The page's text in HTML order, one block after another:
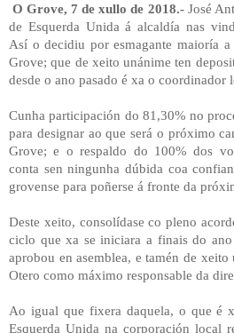
O Grove, 7 de xullo de 2018.- José
de Esquerda Unida á alcaldía nas
Así o decidiu por esmagante maioría
Grove; que de xeito unánime ten
desde o ano pasado é xa o coordinador
Cunha participación do 81,30% no
para designar ao que será o próximo
Grove; e o respaldo do 100% dos
conta sen ningunha dúbida coa
grovense para poñerse á fronte da
Deste xeito, consolídase co pleno
ciclo que xa se iniciara a finais do
aprobou en asemblea, e tamén de
Otero como máximo responsable da
Ao igual que fixera daquela, o que é
Esquerda Unida na corporación local